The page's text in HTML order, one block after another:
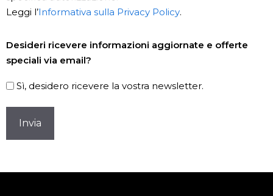
Leggi l’Informativa sulla Privacy Policy.
Desideri ricevere informazioni aggiornate e offerte
speciali via email?
Sì, desidero ricevere la vostra newsletter.
CAPTCHA